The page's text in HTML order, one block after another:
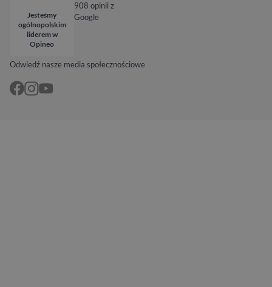
Odwiedź nasze media społecznościowe
Jesteśmy
ogólnopolskim
liderem w
Opineo
908 opinii z
Google